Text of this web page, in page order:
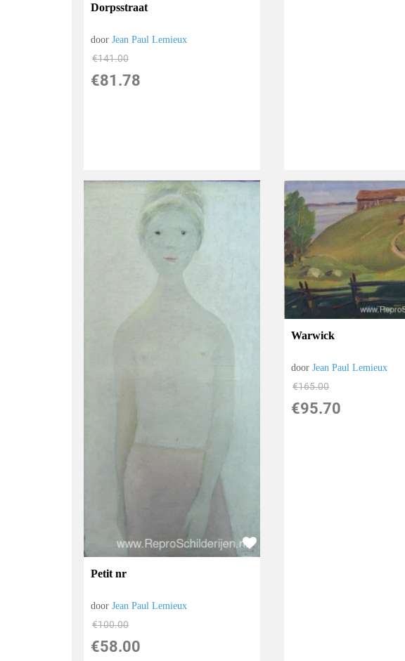
Dorpsstraat
doorJean Paul Lemieux
€141.00
€81.78
Petit nr
doorJean Paul Lemieux
€100.00
€58.00
Warwick
doorJean Paul Lemieux
€165.00
€95.70